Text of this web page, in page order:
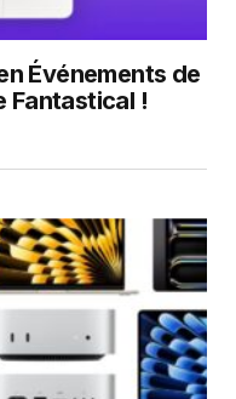
Événements de
Fantastical !